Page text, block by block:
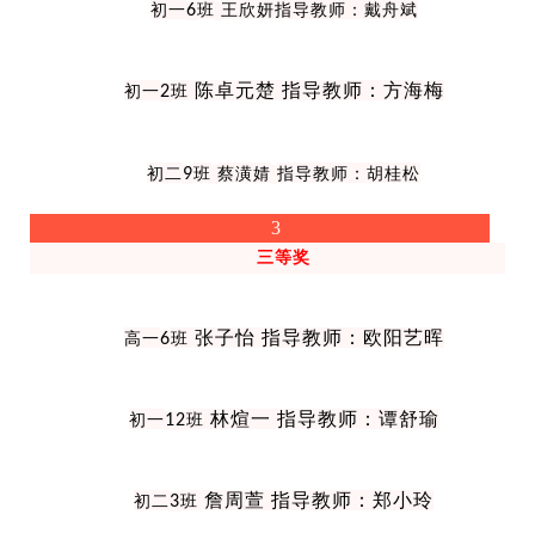
初一6班 王欣妍指导教师：戴舟斌
初一2班 陈卓元楚 指导教师：方海梅
初二 9班 蔡潢婧 指导教师：胡桂松
3
三等奖
高一6班 张子怡 指导教师：欧阳艺晖
初一12班 林煊一 指导教师：谭舒瑜
初二3班 詹周萱 指导教师：郑小玲